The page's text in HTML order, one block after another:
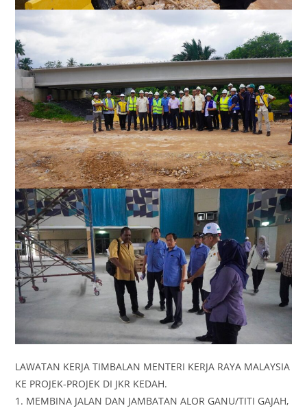
LAWATAN KERJA TIMBALAN MENTERI KERJA RAYA MALAYSIA
KE PROJEK-PROJEK DI JKR KEDAH.
1. MEMBINA JALAN DAN JAMBATAN ALOR GANU/TITI GAJAH,